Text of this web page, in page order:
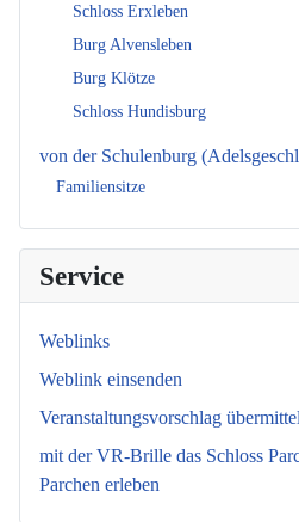
Schloss Erxleben
Burg Alvensleben
Burg Klötze
Schloss Hundisburg
von der Schulenburg
Familiensitze
Service
Weblinks
Weblink einsenden
Veranstaltungsvorschlag
mit der VR-Brille das Schloss
Parchen erleben